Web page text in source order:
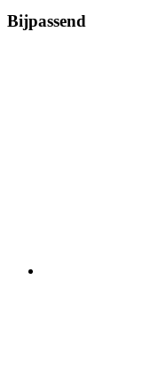
Bijpassend